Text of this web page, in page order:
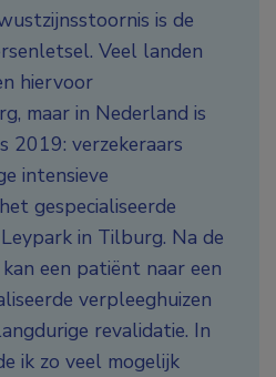
is de
Veel landen
hiervoor
maar in Nederland is
2019: verzekeraars
intensieve
gespecialiseerde
in Tilburg. Na de
een patiënt naar een
verpleeghuizen
revalidatie. In
ik zo veel mogelijk